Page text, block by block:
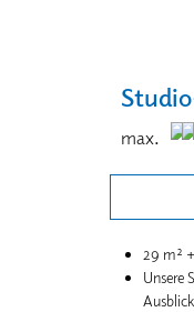
max.
29 m²
Unsere